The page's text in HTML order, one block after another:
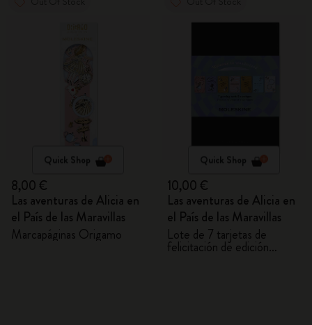
Quick Shop
8,00 €
Las aventuras de Alicia en
el País de las Maravillas
Marcapáginas Origamo
Quick Shop
10,00 €
Las aventuras de Alicia en
el País de las Maravillas
Lote de 7 tarjetas de
felicitación de edición